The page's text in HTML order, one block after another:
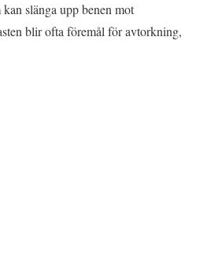
kan slänga upp benen mot
blir ofta föremål för avtorkning,